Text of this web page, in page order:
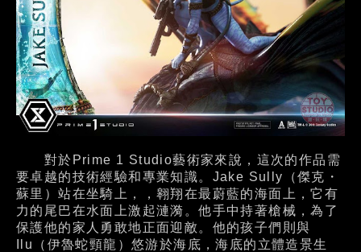
對於Prime 1 Studio藝術家來說，這次的作品需
要卓越的技術經驗和專業知識。Jake Sully（傑克・
蘇里）站在坐騎上，，翱翔在最蔚藍的海面上，它有
力的尾巴在水面上激起漣漪。他手中持著槍械，為了
保護他的家人勇敢地正面迎敵。他的孩子們則與
Ilu（伊魯蛇頸龍）悠游於海底，海底的立體造景生